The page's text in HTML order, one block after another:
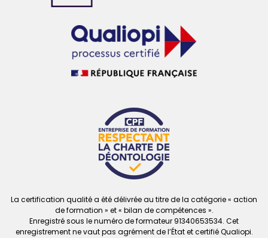
La certification qualité a été délivrée au titre de la catégorie « action
de formation » et « bilan de compétences ».
Enregistré sous le numéro de formateur 91340653534. Cet
enregistrement ne vautpas agrément de l’État et certifié Qualiopi.